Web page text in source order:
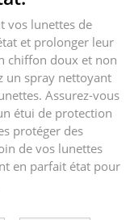
vos lunettes de
et prolonger leur
chiffon doux et non
un spray nettoyant
Assurez-vous
étui de protection
protéger des
de vos lunettes
en parfait état pour